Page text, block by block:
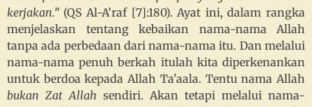
kerjakan.”(QS Al-A’raf [7]:180). Ayat ini, dalam rangka
menjelaskan tentang kebaikan nama-nama Allah
tanpa ada perbedaan dari nama-nama itu. Dan melalui
nama-nama penuh berkah itulah kita diperkenankan
untuk berdoa kepada Allah Ta'aala. Tentu nama Allah
bukan Zat Allah sendiri. Akan tetapi melalui nama-